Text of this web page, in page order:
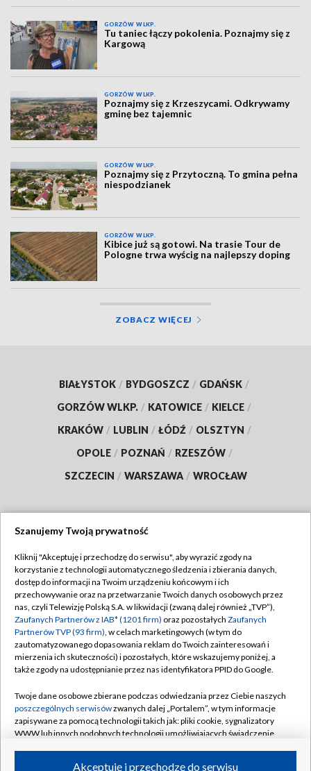
GORZÓW WLKP.
Tu taniec łączy pokolenia. Poznajmy się z
Kargową
GORZÓW WLKP.
Poznajmy się z Krzeszycami. Odkrywamy
gminę bez tajemnic
GORZÓW WLKP.
Poznajmy się z Przytoczną. To gmina pełna
niespodzianek
GORZÓW WLKP.
Kibice już są gotowi. Na trasie Tour de
Pologne trwa wyścig na najlepszy doping
ZOBACZ WIĘCEJ
BIAŁYSTOK / BYDGOSZCZ / GDAŃSK /
GORZÓW WLKP. / KATOWICE / KIELCE /
KRAKÓW / LUBLIN / ŁÓDŹ / OLSZTYN /
OPOLE / POZNAŃ / RZESZÓW /
SZCZECIN / WARSZAWA / WROCŁAW
TVP
Abonament TVP
Emisja w TVP
Centrum informacji TVP
Naziemna Telewizja Cyfrowa
Rada Programowa
System NOS
Informacje o nadawcy
Regulamin TVP
Polityka prywatności
Moje zgody
Pomoc
Kontakt
Kanały
Szanujemy Twoją prywatność
Kliknij "Akceptuję i przechodzę do serwisu", aby wyrazić zgody na
korzystanie z technologii automatycznego śledzenia i zbierania danych,
dostęp do informacji na Twoim urządzeniu końcowym i ich
przechowywanie oraz na przetwarzanie Twoich danych osobowych przez
nas, czyli Telewizję Polską S.A. w likwidacji (zwaną dalej również „TVP”),
Zaufanych Partnerów z IAB* (1201 firm) oraz pozostałych Zaufanych
Partnerów TVP (93 firm), w celach marketingowych (w tym do
zautomatyzowanego dopasowania reklam do Twoich zainteresowań i
mierzenia ich skuteczności) i pozostałych, które wskazujemy poniżej, a
także zgody na udostępnianie przez nas identyfikatora PPID do Google.
Twoje dane osobowe zbierane podczas odwiedzania przez Ciebie naszych
poszczególnych serwisówzwanych dalej „Portalem”, w tym informacje
zapisywane za pomocą technologii takich jak: pliki cookie, sygnalizatory
WWW lub innych podobnych technologii umożliwiających świadczenie
Akceptuję i przechodzę do serwisu